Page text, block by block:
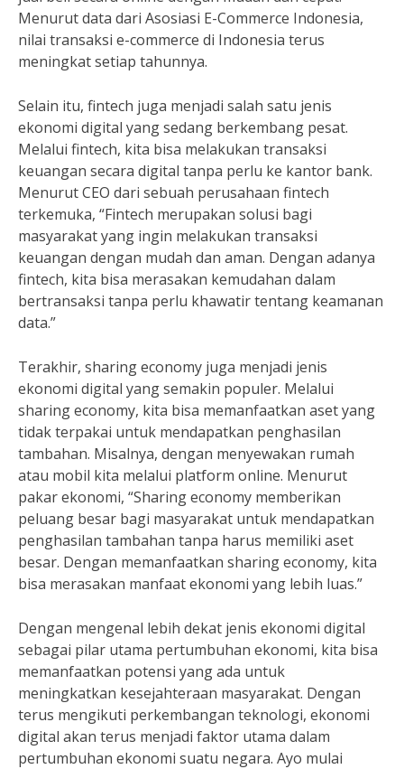
Menurut data dari Asosiasi E-Commerce Indonesia,
nilai transaksi e-commerce di Indonesia terus
meningkat setiap tahunnya.
Selain itu, fintech juga menjadi salah satu jenis
ekonomi digital yang sedang berkembang pesat.
Melalui fintech, kita bisa melakukan transaksi
keuangan secara digital tanpa perlu ke kantor bank.
Menurut CEO dari sebuah perusahaan fintech
terkemuka, “Fintech merupakan solusi bagi
masyarakat yang ingin melakukan transaksi
keuangan dengan mudah dan aman. Dengan adanya
fintech, kita bisa merasakan kemudahan dalam
bertransaksi tanpa perlu khawatir tentang keamanan
data.”
Terakhir, sharing economy juga menjadi jenis
ekonomi digital yang semakin populer. Melalui
sharing economy, kita bisa memanfaatkan aset yang
tidak terpakai untuk mendapatkan penghasilan
tambahan. Misalnya, dengan menyewakan rumah
atau mobil kita melalui platform online. Menurut
pakar ekonomi, “Sharing economy memberikan
peluang besar bagi masyarakat untuk mendapatkan
penghasilan tambahan tanpa harus memiliki aset
besar. Dengan memanfaatkan sharing economy, kita
bisa merasakan manfaat ekonomi yang lebih luas.”
Dengan mengenal lebih dekat jenis ekonomi digital
sebagai pilar utama pertumbuhan ekonomi, kita bisa
memanfaatkan potensi yang ada untuk
meningkatkan kesejahteraan masyarakat. Dengan
terus mengikuti perkembangan teknologi, ekonomi
digital akan terus menjadi faktor utama dalam
pertumbuhan ekonomi suatu negara. Ayo mulai